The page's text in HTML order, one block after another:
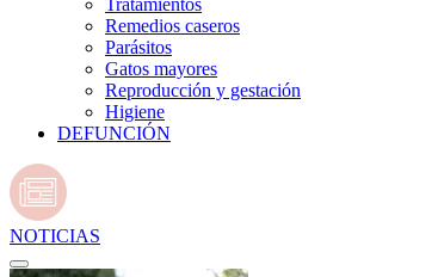
Tratamientos
Remedios caseros
Parásitos
Gatos mayores
Reproducción y gestación
Higiene
DEFUNCIÓN
NOTICIAS